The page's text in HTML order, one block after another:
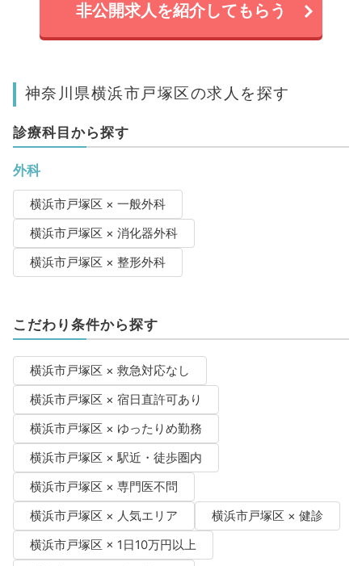
非公開求人を紹介してもらう
神奈川県横浜市戸塚区の求人を探す
診療科目から探す
外科
横浜市戸塚区 × 一般外科
横浜市戸塚区 × 消化器外科
横浜市戸塚区 × 整形外科
こだわり条件から探す
横浜市戸塚区 × 救急対応なし
横浜市戸塚区 × 宿日直許可あり
横浜市戸塚区 × ゆったりめ勤務
横浜市戸塚区 × 駅近・徒歩圏内
横浜市戸塚区 × 専門医不問
横浜市戸塚区 × 人気エリア
横浜市戸塚区 × 健診
横浜市戸塚区 × 1日10万円以上